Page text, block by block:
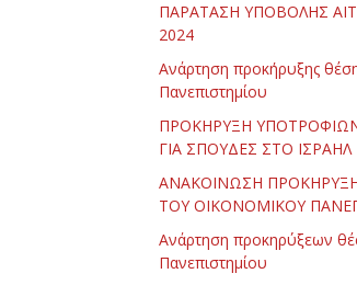
ΠΑΡΑΤΑΣΗ ΥΠΟΒΟΛΗΣ
2024
Ανάρτηση προκήρυξης
Πανεπιστημίου
ΠΡΟΚΗΡΥΞΗ
ΓΙΑ ΣΠΟΥΔΕΣ ΣΤΟ ΙΣΡΑΗΛ
ΑΝΑΚΟΙΝΩΣΗ
ΤΟΥ ΟΙΚΟΝΟΜΙΚΟΥ
Ανάρτηση προκηρύξεων
Πανεπιστημίου